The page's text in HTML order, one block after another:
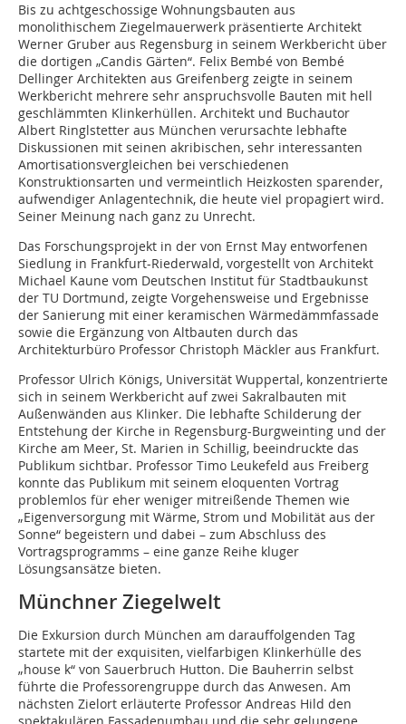
Bis zu achtgeschossige Wohnungsbauten aus
monolithischem Ziegelmauerwerk präsentierte Architekt
Werner Gruber aus Regensburg in seinem Werkbericht über
die dortigen „Candis Gärten“. Felix Bembé von ­Bembé
Dellinger Architekten aus Greifenberg zeigte in seinem
Werkbericht mehrere sehr anspruchsvolle Bauten mit hell
geschlämmten Klinkerhüllen. Architekt und Buchautor
Albert Ringlstetter aus München verursachte lebhafte
Diskussionen mit seinen akribischen, sehr interessanten
Amortisationsvergleichen bei verschiedenen
Konstruktionsarten und vermeintlich Heizkosten sparender,
aufwendiger Anlagentechnik, die heute viel propagiert wird.
Seiner Meinung nach ganz zu Unrecht.
Das Forschungsprojekt in der von Ernst May entworfenen
Siedlung in Frankfurt-Riederwald, vorgestellt von Architekt
Michael Kaune vom Deutschen Institut für Stadtbaukunst
der TU Dortmund, zeigte Vorgehensweise und Ergebnisse
der Sanierung mit einer keramischen Wärmedämmfassade
sowie die Ergänzung von Altbauten durch das
Architekturbüro Professor Christoph Mäckler aus Frankfurt.
Professor Ulrich Königs, Universität Wuppertal, konzentrierte
sich in seinem Werkbericht auf zwei Sakralbauten mit
Außenwänden aus Klinker. Die lebhafte Schilderung der
Entstehung der Kirche in Regensburg-Burgweinting und der
Kirche am Meer, St. Marien in Schillig, beeindruckte das
Publikum sichtbar. Professor Timo Leukefeld aus Freiberg
konnte das Publikum mit seinem eloquenten Vortrag
problemlos für eher weniger mitreißende Themen wie
„Eigenversorgung mit Wärme, Strom und Mobilität aus der
Sonne“ begeistern und dabei – zum Abschluss des
Vortragsprogramms – eine ganze Reihe kluger
Lösungsansätze bieten.
Münchner Ziegelwelt
Die Exkursion durch München am darauffolgenden Tag
startete mit der exquisiten, vielfarbigen Klinkerhülle des
„house k“ von Sauerbruch Hutton. Die Bauherrin selbst
führte die Professorengruppe durch das Anwesen. Am
nächsten Zielort erläuterte Professor Andreas Hild den